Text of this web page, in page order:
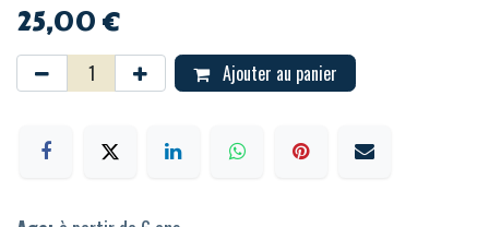
25,00€
Ajouter au panier